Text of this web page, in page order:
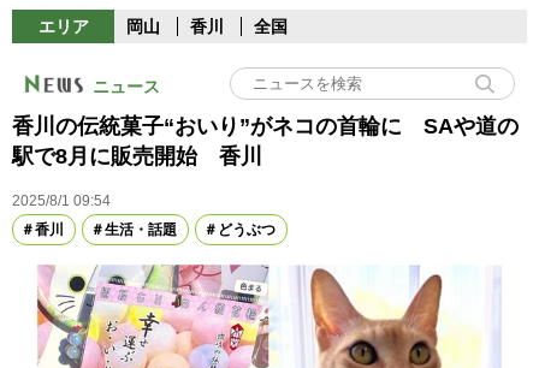
エリア 岡山 香川 全国
ニュース
香川の伝統菓子“おいり”がネコの首輪に SAや道の
駅で8月に販売開始 香川
2025/8/1 09:54
香川
生活・話題 どうぶつ